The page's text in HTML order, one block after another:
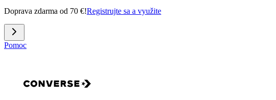
Doprava zdarma od 70 €!Registrujte sa a využite
Pomoc